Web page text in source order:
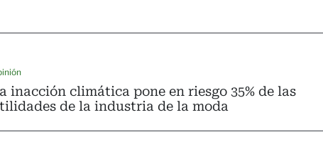
inacción climática pone en riesgo 35% de las
de la industria de la moda